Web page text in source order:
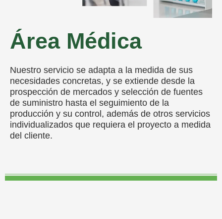
Área Médica
Nuestro servicio se adapta a la medida de sus
necesidades concretas, y se extiende desde la
prospección de mercados y selección de fuentes
de suministro hasta el seguimiento de la
producción y su control, además de otros servicios
individualizados que requiera el proyecto a medida
del cliente.